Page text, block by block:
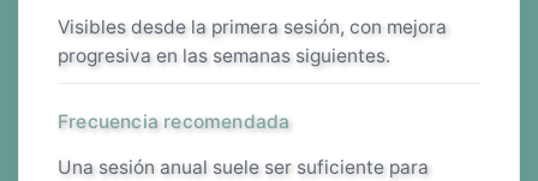
visibles desde la primera sesión, con mejora
progresiva en las semanas siguientes.
Frecuencia recomendada
una sesión anual suele ser suficiente para